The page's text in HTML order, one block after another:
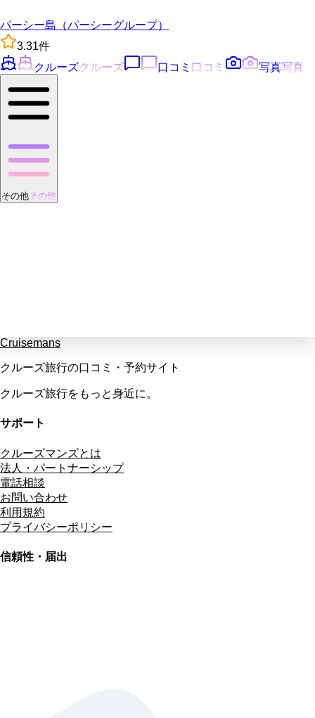
パーシー島（パーシーグループ）
3.31件
クルーズクルーズ 口コミ 口コミ 写真写真
その他その他
Cruisemans
クルーズ旅行の口コミ・予約サイト
クルーズ旅行をもっと身近に。
サポート
クルーズマンズとは
法人・パートナーシップ
電話相談
お問い合わせ
利用規約
プライバシーポリシー
信頼性・届出